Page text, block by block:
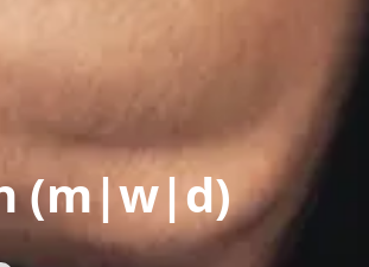
(m|w|d)